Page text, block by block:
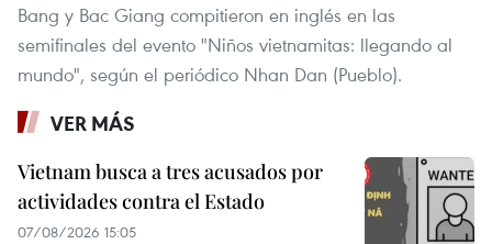
Bang y Bac Giang compitieron en inglés en las
semifinales del evento "Niños vietnamitas: llegando al
mundo", según el periódico Nhan Dan (Pueblo).
VER MÁS
Vietnam busca a tres acusados por
actividades contra el Estado
07/08/2026 15:05